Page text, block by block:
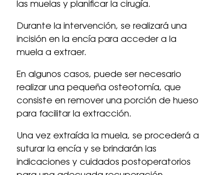
las muelas y planificar la cirugía.
Durante la intervención, se realizará una
incisión en la encía para acceder a la
muela a extraer.
En algunos casos, puede ser necesario
realizar una pequeña osteotomía, que
consiste en remover una porción de hueso
para facilitar la extracción.
Una vez extraída la muela, se procederá a
suturar la encía y se brindarán las
indicaciones y cuidados postoperatorios